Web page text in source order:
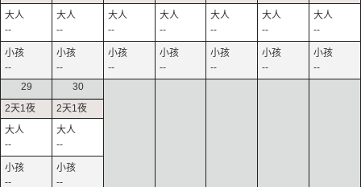
--
--
--
--
--
--
--
--
--
--
--
--
--
--
29
--
--
30
--
--